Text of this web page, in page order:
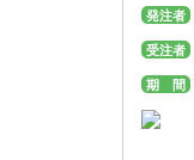
発注者
受注者
期 間